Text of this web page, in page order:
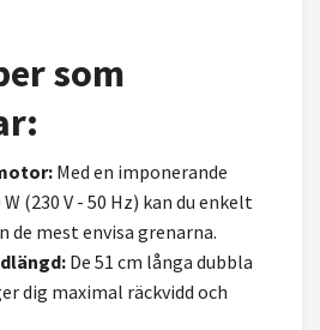
som
Med en imponerande
(230 V - 50 Hz) kan du enkelt
de mest envisa grenarna.
De 51 cm långa dubbla
dig maximal räckvidd och